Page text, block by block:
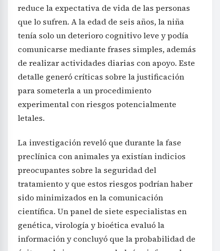
reduce la expectativa de vida de las personas
que lo sufren. A la edad de seis años, la niña
tenía solo un deterioro cognitivo leve y podía
comunicarse mediante frases simples, además
de realizar actividades diarias con apoyo. Este
detalle generó críticas sobre la justificación
para someterla a un procedimiento
experimental con riesgos potencialmente
letales.
La investigación reveló que durante la fase
preclínica con animales ya existían indicios
preocupantes sobre la seguridad del
tratamiento y que estos riesgos podrían haber
sido minimizados en la comunicación
científica. Un panel de siete especialistas en
genética, virología y bioética evaluó la
información y concluyó que la probabilidad de